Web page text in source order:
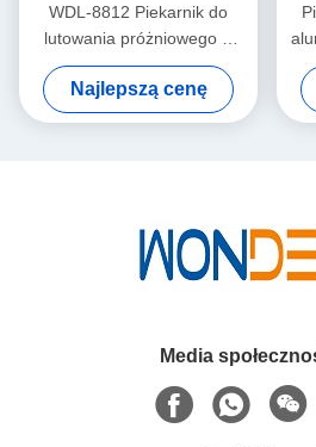
WDL-8812 Piekarnik do
lutowania próżniowego w
wysokiej temperaturze z
grafitowym ogrzewaniem –
WUXI WONDERY
Najlepszą cenę
Media